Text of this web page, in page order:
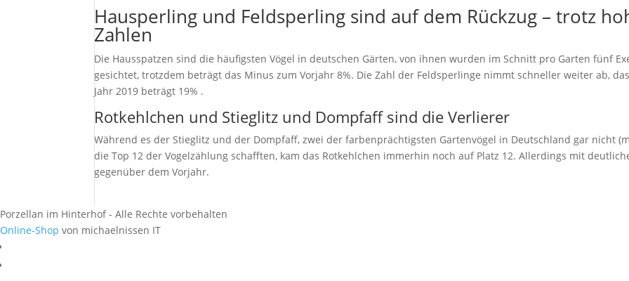
Hausperling und Feldsperling sind auf dem Rückzug – trotz
Zahlen
Die Hausspatzen sind die häufigsten Vögel in deutschen Gärten, von ihnen wurden im Schnitt pro Garten fünf
gesichtet, trotzdem beträgt das Minus zum Vorjahr 8%. Die Zahl der Feldsperlinge nimmt schneller weiter ab,
Jahr 2019 beträgt 19% .
Rotkehlchen und Stieglitz und Dompfaff sind die Verlierer
Während es der Stieglitz und der Dompfaff, zwei der farbenprächtigsten Gartenvögel in Deutschland gar nicht
die Top 12 der Vogelzählung schafften, kam das Rotkehlchen immerhin noch auf Platz 12. Allerdings mit
gegenüber dem Vorjahr.
Porzellan im Hinterhof - Alle Rechte vorbehalten
Online-Shop von michaelnissen IT